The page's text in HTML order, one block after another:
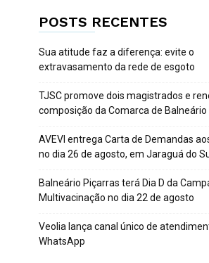
POSTS RECENTES
Sua atitude faz a diferença: evite o
extravasamento da rede de esgoto
TJSC promove dois magistrados e
composição da Comarca de Balneário
AVEVI entrega Carta de Demandas
no dia 26 de agosto, em Jaraguá do
Balneário Piçarras terá Dia D da
Multivacinação no dia 22 de agosto
Veolia lança canal único de
WhatsApp